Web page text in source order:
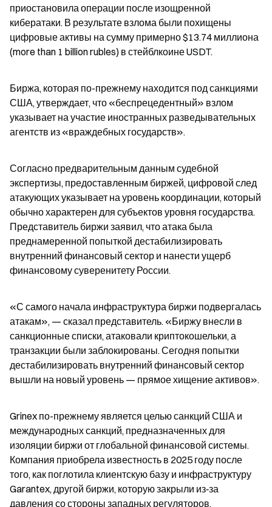
приостановила операции после изощренной
кибератаки. В результате взлома были похищены
цифровые активы на сумму примерно $13.74 миллиона
(more than 1 billion rubles) в стейблкоине USDT.
Биржа, которая по-прежнему находится под санкциями
США, утверждает, что «беспрецедентный» взлом
указывает на участие иностранных разведывательных
агентств из «враждебных государств».
Согласно предварительным данным судебной
экспертизы, предоставленным биржей, цифровой след
атакующих указывает на уровень координации, который
обычно характерен для субъектов уровня государства.
Представитель биржи заявил, что атака была
преднамеренной попыткой дестабилизировать
внутренний финансовый сектор и нанести ущерб
финансовому суверенитету России.
«С самого начала инфраструктура биржи подвергалась
атакам», — сказал представитель. «Биржу внесли в
санкционные списки, атаковали криптокошельки, а
транзакции были заблокированы. Сегодня попытки
дестабилизировать внутренний финансовый сектор
вышли на новый уровень — прямое хищение активов».
Grinex по-прежнему является целью санкций США и
международных санкций, предназначенных для
изоляции биржи от глобальной финансовой системы.
Компания приобрела известность в 2025 году после
того, как поглотила клиентскую базу и инфраструктуру
Garantex, другой биржи, которую закрыли из‑за
давления со стороны западных регуляторов.